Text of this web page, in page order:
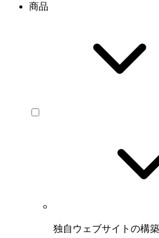
商品
独自ウェブサイトの構築